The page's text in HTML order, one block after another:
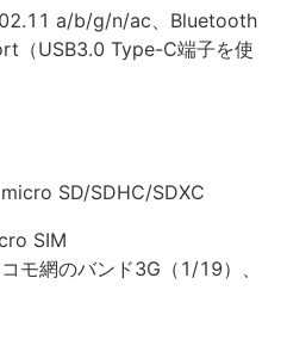
a/b/g/n/ac、Bluetooth
（USB3.0 Type-C端子を使
micro SD/SDHC/SDXC
SIM
モ網のバンド3G（1/19）、